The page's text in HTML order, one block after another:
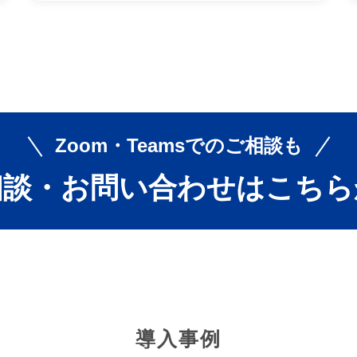
Zoom・Teamsでのご相談も
・お問い合わせはこち
導入事例